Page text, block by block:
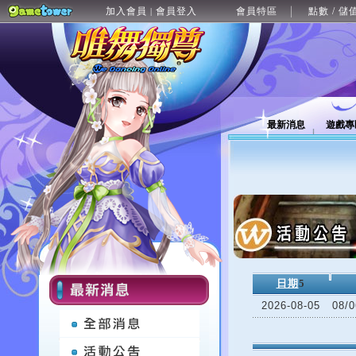
加入會員 | 會員登入 會員特區 點數 / 儲
最新消息 遊戲
日期 5
2026-08-05
08/